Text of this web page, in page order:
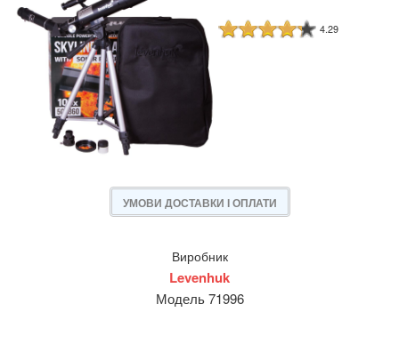
4.29
УМОВИ ДОСТАВКИ І ОПЛАТИ
Виробник
Levenhuk
Модель 71996